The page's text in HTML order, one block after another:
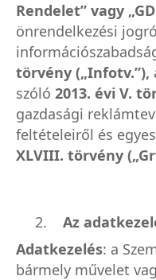
Rendelet” vagy
önrendelkezési
törvény („Infotv.”),
szóló 2013. évi V.
gazdasági
feltételeiről és
XLVIII. törvény
2. Az
Adatkezelés: a
bármely művelet